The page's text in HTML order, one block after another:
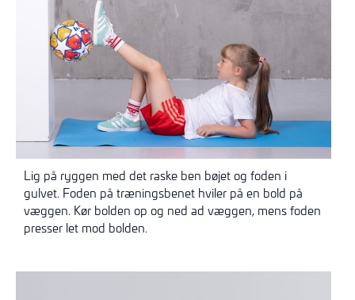
Lig på ryggen med det raske ben bøjet og foden i
gulvet. Foden på træningsbenet hviler på en bold på
væggen. Kør bolden op og ned ad væggen, mens foden
presser let mod bolden.